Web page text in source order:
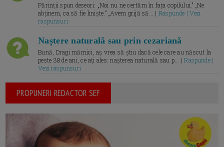
Părinții spun deseori: „Noi nu ne certăm în fața copilului.” „Ne
abținem, ca să fie liniște.” „Avem grijă să... | Raspunde | Vezi
raspunsuri
Naștere naturală sau prin cezariană
Bună, Dragi mămici, aș vrea să știu dacă cele care au născut la
peste 38 de ani, ce ați ales: nașterea naturală sau p... |Raspunde |
Vezi raspunsuri
PROPUNERI REDACTOR SEF